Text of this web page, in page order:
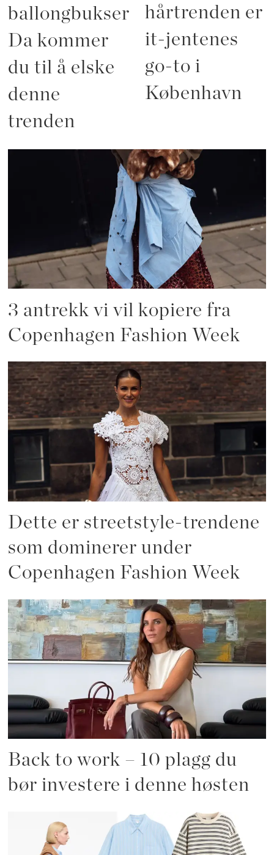
ballongbukser?
Da kommer
du til å elske
denne
trenden
hårtrenden er
it-jentenes
go-to i
København
3 antrekk vi vil kopiere fra
Copenhagen Fashion Week
Dette er streetstyle-trendene
som dominerer under
Copenhagen Fashion Week
Back to work – 10 plagg du
bør investere i denne høsten